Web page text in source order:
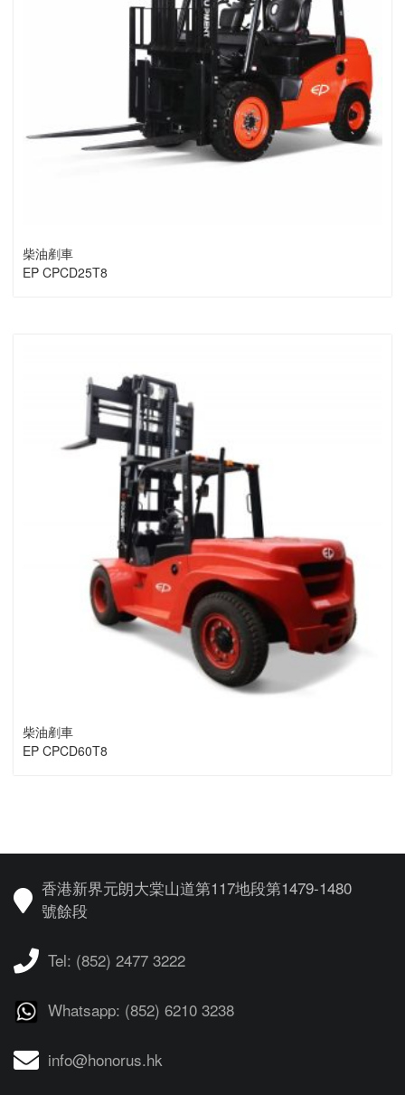
柴油剷車
EP CPCD25T8
柴油剷車
EP CPCD60T8
香港新界元朗大棠山道第117地段第1479-1480
號餘段
Tel: (852) 2477 3222
Whatsapp: (852) 6210 3238
info@honorus.hk